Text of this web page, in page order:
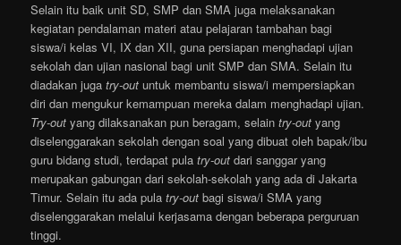
Selain itu baik unit SD, SMP dan SMA juga melaksanakan
kegiatan pendalaman materi atau pelajaran tambahan bagi
siswa/i kelas VI, IX dan XII, guna persiapan menghadapi ujian
sekolah dan ujian nasional bagi unit SMP dan SMA. Selain itu
diadakan jugatry-out untuk membantu siswa/i mempersiapkan
diri dan mengukur kemampuan mereka dalam menghadapi ujian.
Try-out yang dilaksanakan pun beragam, selaintry-out yang
diselenggarakan sekolah dengan soal yang dibuat oleh bapak/ibu
guru bidang studi, terdapat pulatry-out dari sanggar yang
merupakan gabungan dari sekolah-sekolah yang ada di Jakarta
Timur. Selain itu ada pulatry-out bagi siswa/i SMA yang
diselenggarakan melalui kerjasama dengan beberapa perguruan
tinggi.